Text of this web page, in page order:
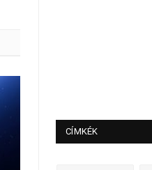
CÍMKÉK